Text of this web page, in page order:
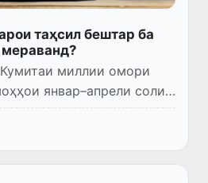
таҳсил бештар ба
миллии омори
январ–апрели соли
шаҳрванди Ӯзбекистон бо
хориҷи кишвар сафар